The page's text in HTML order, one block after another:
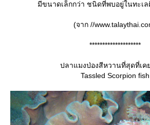
มีขนาดเล็กกว่า ชนิดที่พบอยู่ในทะเ
(จาก //
********************
ปลาแมงป่องสีหวานที่สุดที่เค
Tassled Scorpion fish